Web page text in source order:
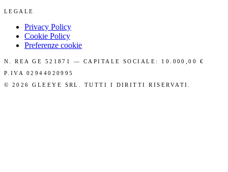
LEGALE
Privacy Policy
Cookie Policy
Preferenze cookie
N. REA GE 521871 — CAPITALE SOCIALE: 10.000,00 €
P.IVA 02944020995
© 2026 GLEEYE SRL. TUTTI I DIRITTI RISERVATI.